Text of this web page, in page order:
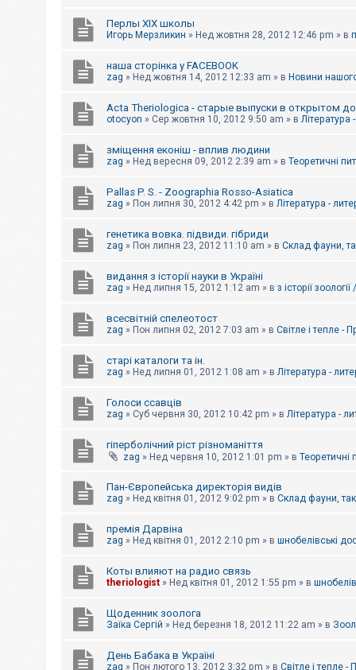
Перлы ХІХ школы
Игорь Мерзликин » Нед жовтня 28, 2012 12:46 pm » в
наша сторінка у FACEBOOK
zag » Нед жовтня 14, 2012 12:33 am » в Новини
Acta Theriologica - старые выпуски в открытом
otocyon » Сер жовтня 10, 2012 9:50 am » в Література
зміщення еконіш - вплив людини
zag » Нед вересня 09, 2012 2:39 am » в Теоретичні
Pallas P. S. - Zoographia Rosso-Asiatica
zag » Пон липня 30, 2012 4:42 pm » в Література -
генетика вовка. підвиди. гібриди
zag » Пон липня 23, 2012 11:10 am » в Склад фауни,
видання з історії науки в Україні
zag » Нед липня 15, 2012 1:12 am » в з історії зоології
всесвітній спелеотост
zag » Пон липня 02, 2012 7:03 am » в Світле і тепле -
старі каталоги та ін.
zag » Нед липня 01, 2012 1:08 am » в Література -
Голоси ссавців
zag » Суб червня 30, 2012 10:42 pm » в Література -
гіперболічний ріст різноманіття
zag » Нед червня 10, 2012 1:01 pm » в Теоретичні
Пан-Європейська директорія видів
zag » Нед квітня 01, 2012 9:02 pm » в Склад фауни,
премія Дарвіна
zag » Нед квітня 01, 2012 2:10 pm » в шнобелівські
Коты влияют на радио связь
theriologist » Нед квітня 01, 2012 1:55 pm » в
Щоденник зоолога
Заїка Сергій » Нед березня 18, 2012 11:22 am » в
День Бабака в Україні
zag » Пон лютого 13, 2012 3:32 pm » в Світле і тепле -